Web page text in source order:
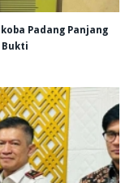
Padang Panjang
Bukti